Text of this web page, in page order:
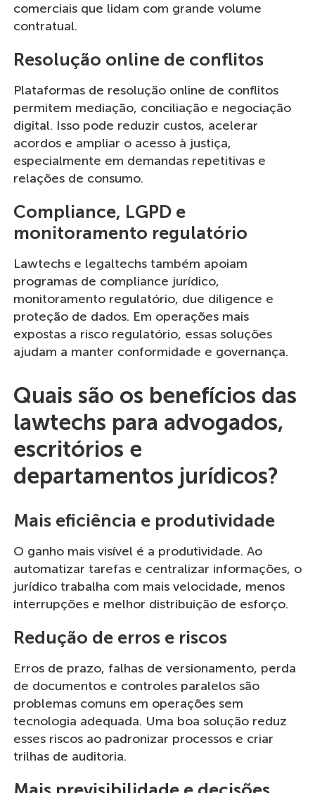
comerciais que lidam com grande volume
contratual.
Resolução online de conflitos
Plataformas de resolução online de conflitos
permitem mediação, conciliação e negociação
digital. Isso pode reduzir custos, acelerar
acordos e ampliar o acesso à justiça,
especialmente em demandas repetitivas e
relações de consumo.
Compliance, LGPD e
monitoramento regulatório
Lawtechs e legaltechs também apoiam
programas de compliance jurídico,
monitoramento regulatório, due diligence e
proteção de dados. Em operações mais
expostas a risco regulatório, essas soluções
ajudam a manter conformidade e governança.
Quais são os benefícios das
lawtechs para advogados,
escritórios e
departamentos jurídicos?
Mais eficiência e produtividade
O ganho mais visível é a produtividade. Ao
automatizar tarefas e centralizar informações, o
jurídico trabalha com mais velocidade, menos
interrupções e melhor distribuição de esforço.
Redução de erros e riscos
Erros de prazo, falhas de versionamento, perda
de documentos e controles paralelos são
problemas comuns em operações sem
tecnologia adequada. Uma boa solução reduz
esses riscos ao padronizar processos e criar
trilhas de auditoria.